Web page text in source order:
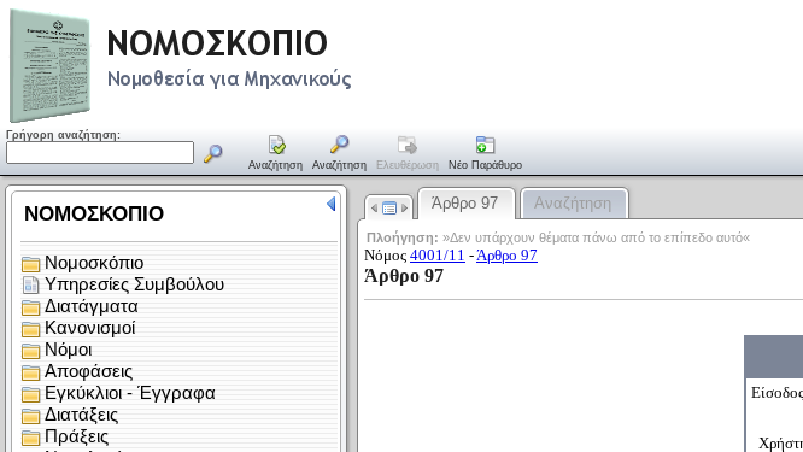
Γρήγορη αναζήτηση:
Αναζήτηση Αναζήτηση Ελευθέρωση Νέο Παράθυρο
Άρθρο 97 Αναζήτηση